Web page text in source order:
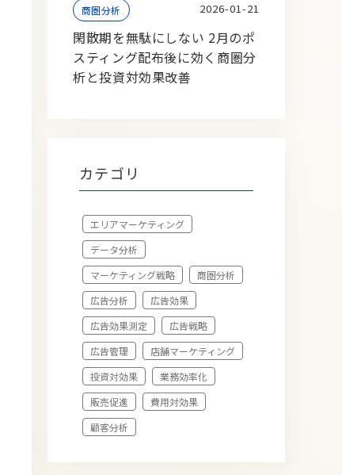
商圏分析 2026-01-21
閑散期を無駄にしない 2月のポ
スティング配布後に効く商圏分
析と投資対効果改善
カテゴリ
エリアマーケティング
データ分析
マーケティング戦略
商圏分析
広告分析
広告効果
広告効果測定
広告戦略
広告管理
店舗マーケティング
投資対効果
業務効率化
販売促進
費用対効果
顧客分析